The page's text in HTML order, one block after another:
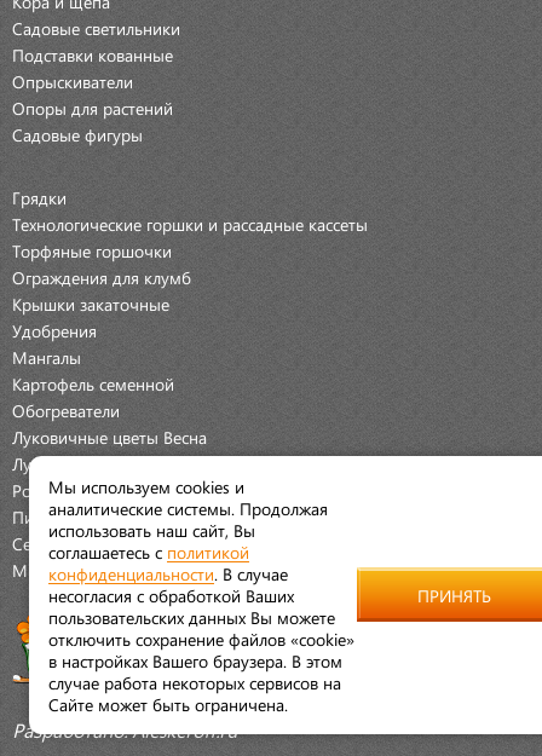
Садовые светильники
Подставки кованные
Опрыскиватели
Опоры для растений
Садовые фигуры
Грядки
Технологические горшки и рассадные кассеты
Торфяные горшочки
Ограждения для клумб
Крышки закаточные
Удобрения
Мангалы
Картофель семенной
Обогреватели
Луковичные цветы Весна
Луковичные цветы Осень
Розы
Пионы
Семена Овощей
Мраморная крошка
Разработано:
Мы используем cookies и
аналитические системы. Продолжая
использовать наш сайт, Вы
соглашаетесь с политикой
конфиденциальности . В случае
несогласия с обработкой Ваших
пользовательских данных Вы можете
отключить сохранение файлов «cookie»
в настройках Вашего браузера. В этом
случае работа некоторых сервисов на
Сайте может быть ограничена.
ПРИНЯТЬ